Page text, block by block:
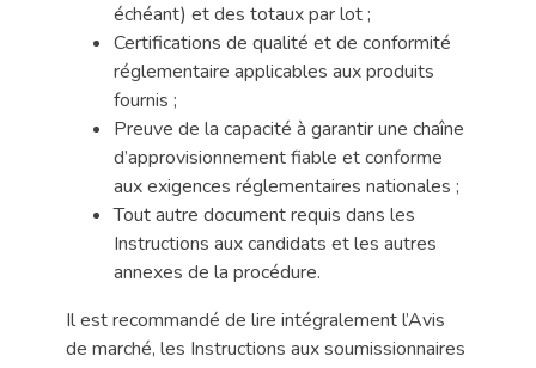
échéant) et des totaux par lot ;
Certifications de qualité et de conformité
réglementaire applicables aux produits
fournis ;
Preuve de la capacité à garantir une chaîne
d’approvisionnement fiable et conforme
aux exigences réglementaires nationales ;
Tout autre document requis dans les
Instructions aux candidats et les autres
annexes de la procédure.
Il est recommandé de lire intégralement l’Avis
de marché, les Instructions aux soumissionnaires